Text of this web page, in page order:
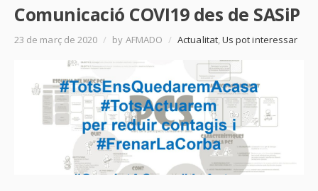
Comunicació COVI19 des de SASiP
23 de març de 2020 / by AFMADO / Actualitat, Us pot interessar